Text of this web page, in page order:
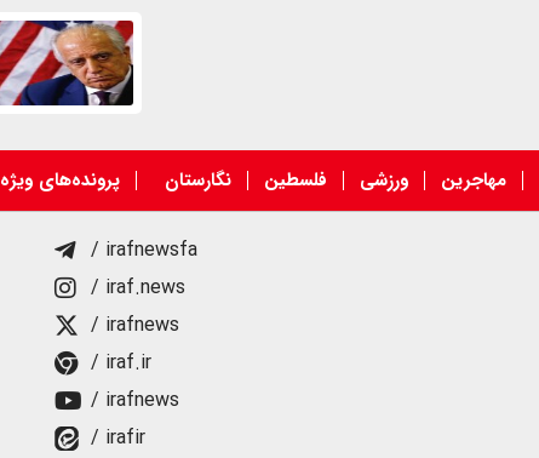
مهاجرین ورزشی فلسطین نگارستان پرونده‌های ویژه
/ irafnewsfa
/ iraf.news
/ irafnews
/ iraf.ir
/ irafnews
/ irafir